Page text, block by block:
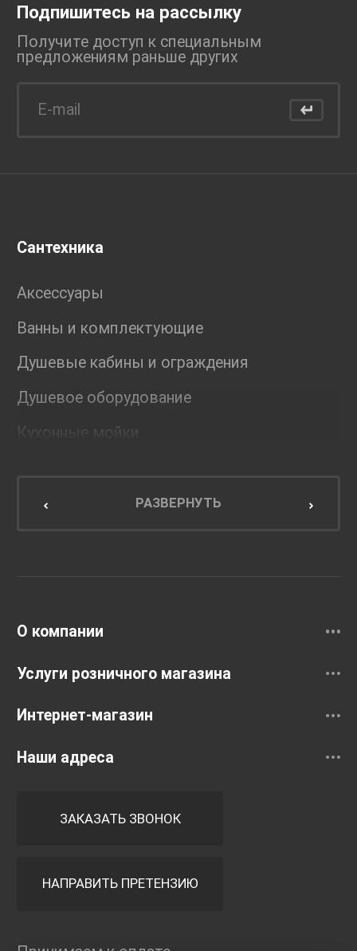
Подпишитесь на рассылку
Получите доступ к специальным
предложениям раньше других
Сантехника
Аксессуары
Ванны и комплектующие
Душевые кабины и ограждения
Душевое оборудование
Кухонные мойки
Мебель для кухниРАЗВЕРНУТЬ
О компании
Услуги розничного магазина
Интернет-магазин
Наши адреса
ЗАКАЗАТЬ ЗВОНОК
НАПРАВИТЬ ПРЕТЕНЗИЮ